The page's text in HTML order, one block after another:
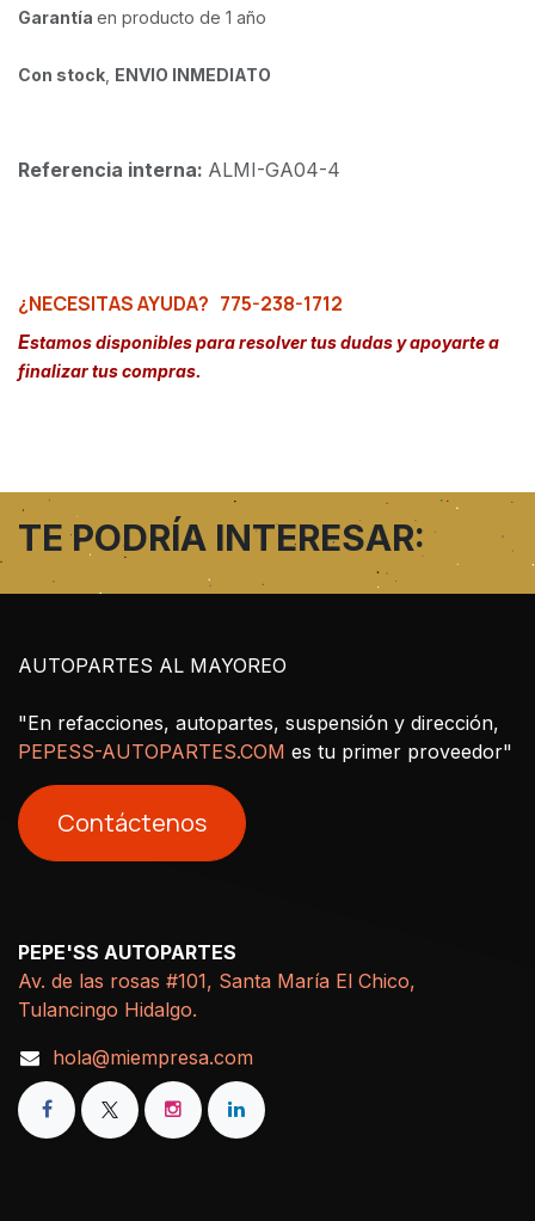
Garantía en producto de 1 año
Con stock ENVIO INMEDIATO
Referencia interna: ALMI-GA04-4
¿NECESITAS AYUDA? 775-238-1712
Estamos disponibles para resolver tus dudas y apoyarte a
finalizar tus compras.
TE PODRÍA INTERESAR:
AUTOPARTES AL MAYOREO
"En refacciones, autopartes, suspensión y dirección,
PEPESS-AUTOPARTES.COM es tu primer proveedor"
Contáctenos
PEPE'SS AUTOPARTES
Av. de las rosas #101, Santa María El Chico,
Tulancingo Hidalgo.
hola@miempresa.com